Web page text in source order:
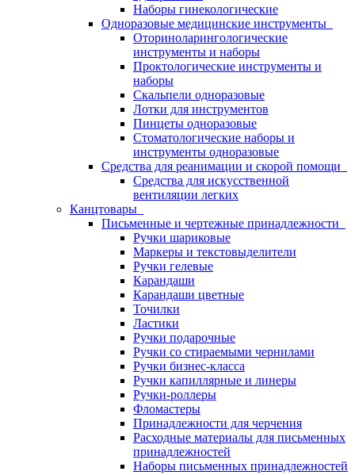
Наборы гинекологические
Одноразовые медицинские инструменты
Оториноларингологические
инструменты и наборы
Проктологические инструменты и
наборы
Скальпели одноразовые
Лотки для инструментов
Пинцеты одноразовые
Стоматологические наборы и
инструменты одноразовые
Средства для реанимации и скорой помощи
Средства для искусственной
вентиляции легких
Канцтовары
Письменные и чертежные принадлежности
Ручки шариковые
Маркеры и текстовыделители
Ручки гелевые
Карандаши
Карандаши цветные
Точилки
Ластики
Ручки подарочные
Ручки со стираемыми чернилами
Ручки бизнес-класса
Ручки капиллярные и линеры
Ручки-роллеры
Фломастеры
Принадлежности для черчения
Расходные материалы для письменных
принадлежностей
Наборы письменных принадлежностей